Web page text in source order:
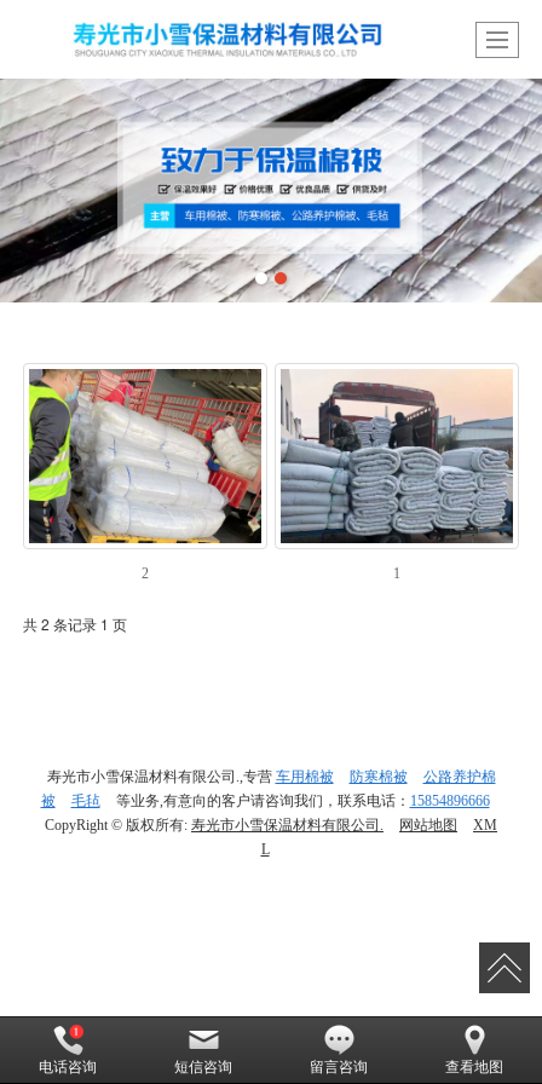
2 1
共 2 条记录 1 页
寿光市小雪保温材料有限公司.,专营 车用棉被 防寒棉被
公路养护棉
被
毛毡 等业务,有意向的客户请咨询我们，联系电话： 15854896666
CopyRight © 版权所有: 寿光市小雪保温材料有限公司. 网站地图
XM
L
电话咨询 短信咨询 留言咨询 查看地图